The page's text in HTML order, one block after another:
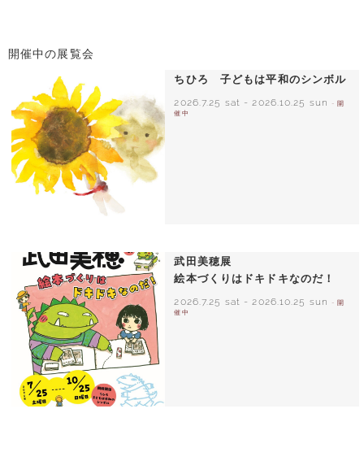
開催中の展覧会
ちひろ 子どもは平和のシンボル
2026.7.25 sat -2026.10.25 sun
- 開
催中
武田美穂展
絵本づくりはドキドキなのだ！
2026.7.25 sat -2026.10.25 sun
- 開
催中